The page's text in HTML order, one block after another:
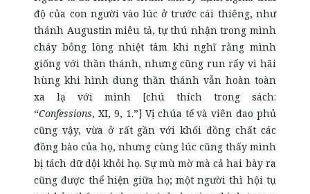
độ của con người vào lúc ở trước cái thiêng, như
thánh Augustin miêu tả, tự thú nhận trong mình
cháy bỏng lòng nhiệt tâm khi nghĩ rằng mình
giống với thần thánh, nhưng cũng run rẩy vì hãi
hùng khi hình dung thần thánh vẫn hoàn toàn
xa lạ với mình [chú thích trong sách:
“Confessions, XI, 9, 1.”] Vị chúa tể và viên đao phủ
cũng vậy, vừa ở rất gần với khối đồng chất các
đồng bào của họ, nhưng cùng lúc cũng thấy mình
bị tách dữ dội khỏi họ. Sự mù mờ mà cả hai bày ra
cũng được thể hiện giữa họ; một người thì hội tụ